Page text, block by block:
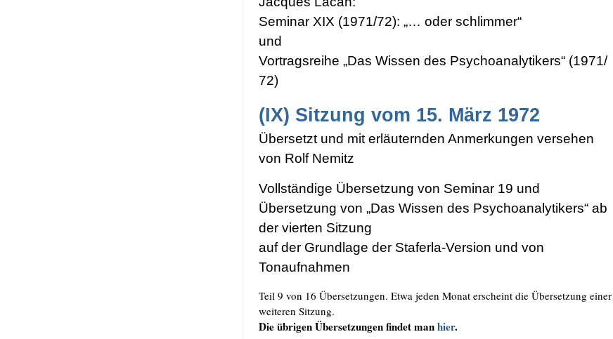
Semi­nar XIX (1971/​72): „… oder schlim­mer“
und
Vor­trags­rei­he „Das Wis­sen des Psy­cho­ana­ly­ti­kers“ (1971/​
72)
(IX) Sit­zung vom 15. März 1972
Über­setzt und mit erläu­tern­den Anmer­kun­gen ver­se­hen
von Rolf Nemitz
Voll­stän­di­ge Über­set­zung von Semi­nar 19 und
Über­set­zung von „Das Wis­sen des Psy­cho­ana­ly­ti­kers“ ab
der vier­ten Sit­zung
auf der Grund­la­ge der Sta­fer­la-Ver­si­on und von
Tonaufnahmen
Teil 9 von 16 Über­set­zun­gen. Etwa jeden Monat erscheint die Über­set­zung einer
wei­te­ren Sit­zung.
Die übri­gen Über­set­zun­gen fin­det manhier.